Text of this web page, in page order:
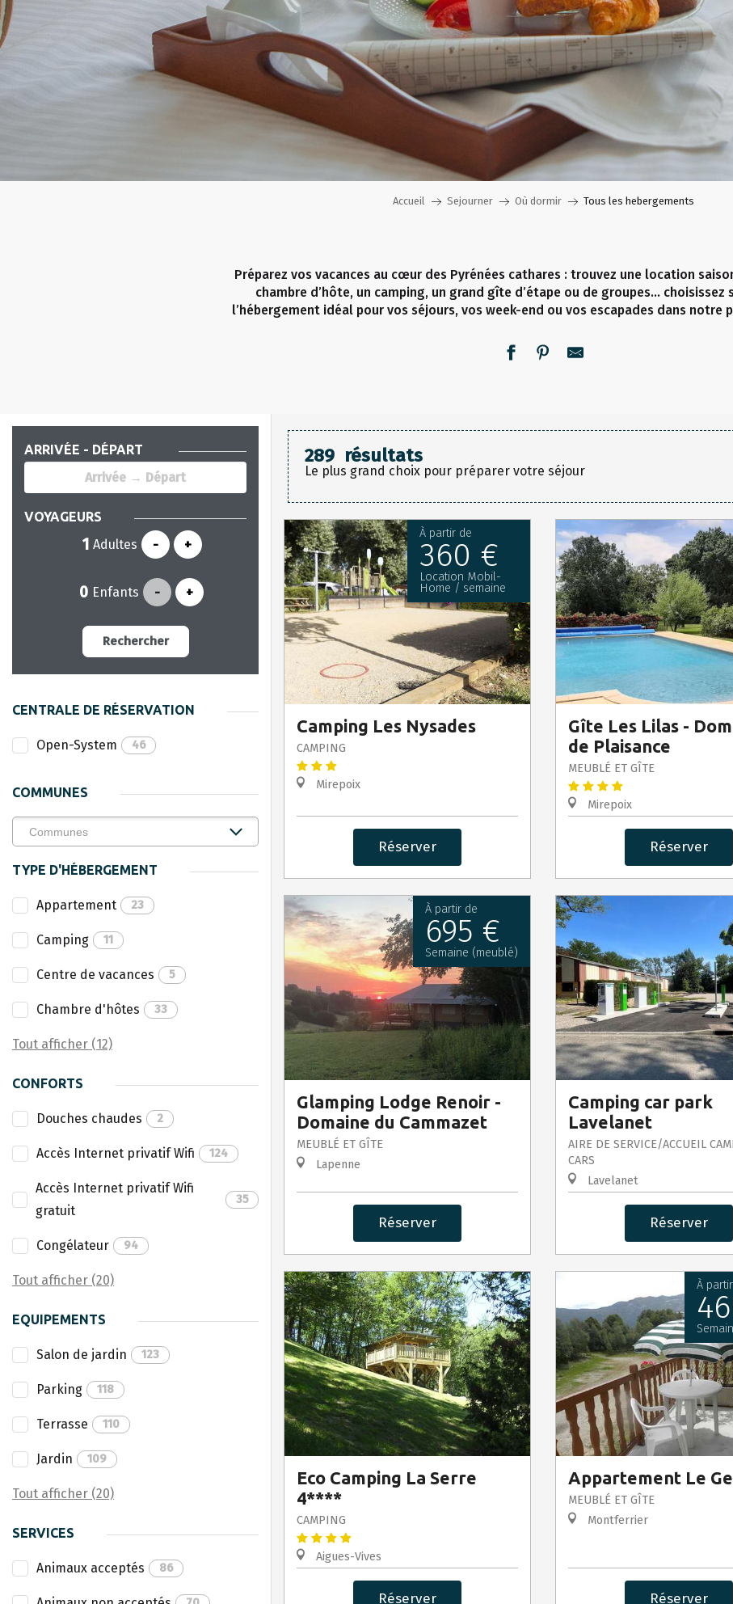
Accueil Sejourner Où dormir Tous les hebergements
Préparez vos vacances au cœur des Pyrénées cathares : trouvez une location
chambre d’hôte, un camping, un grand gîte d’étape ou de groupes… choisissez
l’hébergement idéal pour vos séjours, vos week-end ou vos escapades dans notre
ARRIVÉE - DÉPART
VOYAGEURS
Adultes - +
Enfants - +
Rechercher
CENTRALE DE RÉSERVATION
Open-System 46
COMMUNES
TYPE D'HÉBERGEMENT
Appartement 23
Camping 11
Centre de vacances 5
Chambre d'hôtes 33
Tout afficher (12)
CONFORTS
Douches chaudes 2
Accès Internet privatif Wifi 124
Accès Internet privatif Wifi
gratuit
35
Congélateur 94
Tout afficher (20)
EQUIPEMENTS
Salon de jardin 123
Parking 118
Terrasse 110
Jardin 109
Tout afficher (20)
SERVICES
Animaux acceptés 86
289 résultats
Le plus grand choix pour préparer votre séjour
À partir de
360 €
Location Mobil-
Home / semaine
Camping Les Nysades
CAMPING
Mirepoix
Réserver
Gîte Les Lilas -
de Plaisance
MEUBLÉ ET GÎTE
Mirepoix
Réserver
À partir de
695 €
Semaine (meublé)
Glamping Lodge Renoir -
Domaine du Cammazet
MEUBLÉ ET GÎTE
Lapenne
Réserver
Camping car park
Lavelanet
AIRE DE SERVICE/ACCUEIL
CARS
Lavelanet
Réserver
Eco Camping La Serre
4****
CAMPING
Aigues-Vives
Réserver
À
Appartement Le
MEUBLÉ ET GÎTE
Montferrier
Réserver